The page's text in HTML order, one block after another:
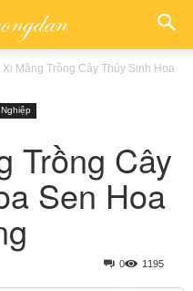
Xi Măng Trồng Cây Thủy Sinh Hoa
Trồng Cây
Sen Hoa
1195
0